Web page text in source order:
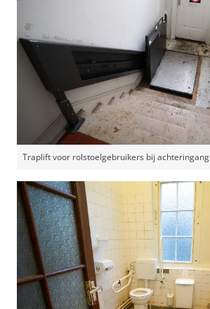
Traplift voor rolstoelgebruikers bij achteringang